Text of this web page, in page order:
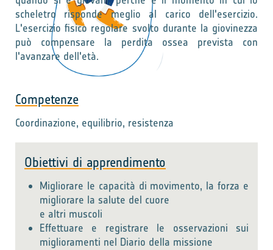
scheletro risponde meglio al carico dell'esercizio.
L'esercizio fisico regolare svolto durante la giovinezza
può compensare la perdita ossea prevista con
l'avanzare dell'età.
Competenze
Coordinazione, equilibrio, resistenza
Obiettivi di apprendimento
Migliorare le capacità di movimento, la forza e
migliorare la salute del cuore
e altri muscoli
Effettuare e registrare le osservazioni sui
miglioramenti nel Diario della missione